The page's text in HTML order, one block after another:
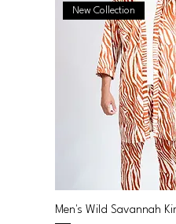
New Collection
Men's Wild Savannah